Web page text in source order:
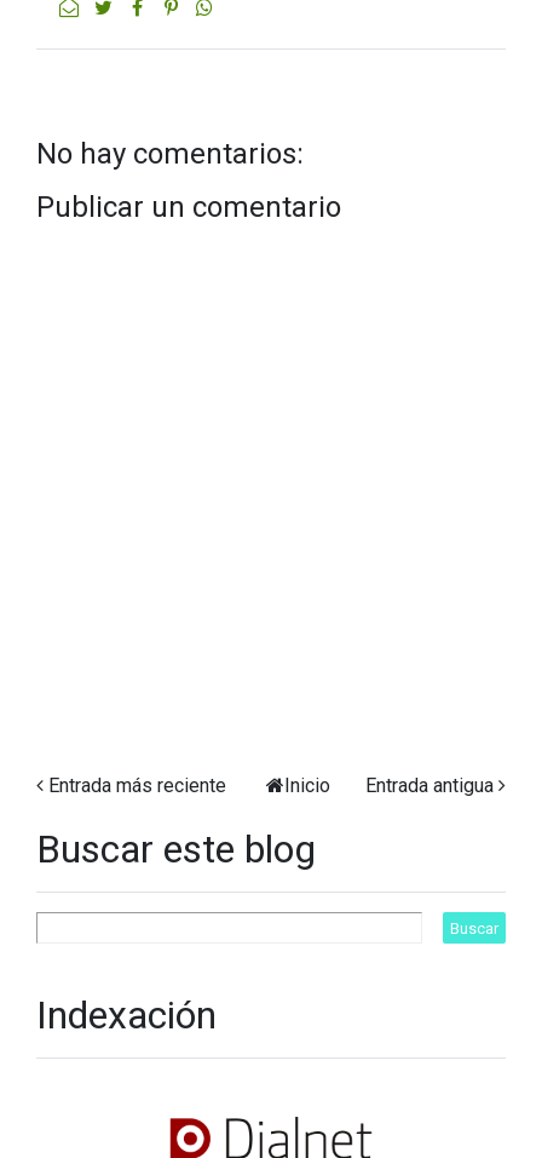
No hay comentarios:
Publicar un comentario
Entrada más reciente Entrada antigua
Inicio
Buscar este blog
Indexación